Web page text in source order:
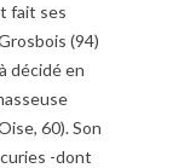
fait ses
(94)
décidé en
60). Son
-dont